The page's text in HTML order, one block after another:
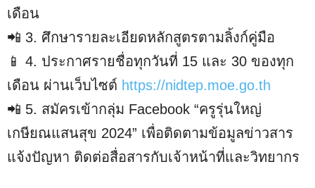
เดือน
📲 3. ศึกษารายละเอียดหลักสูตรตามลิ้งก์คู่มือ
📱 4. ประกาศรายชื่อทุกวันที่ 15 และ 30 ของทุก
เดือน ผ่านเว็บไซต์ https://nidtep.moe.go.th
📲 5. สมัครเข้ากลุ่ม Facebook “ครูรุ่นใหญ่
เกษียณแสนสุข 2024” เพื่อติดตามข้อมูลข่าวสาร
แจ้งปัญหา ติดต่อสื่อสารกับเจ้าหน้าที่และวิทยากร